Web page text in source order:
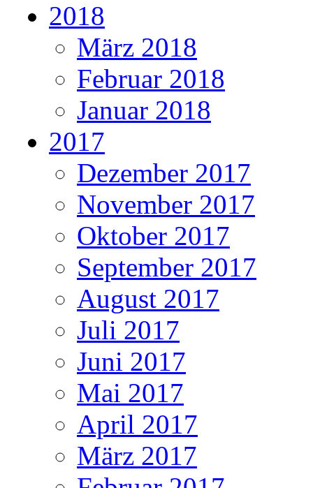
2018
März 2018
Februar 2018
Januar 2018
2017
Dezember 2017
November 2017
Oktober 2017
September 2017
August 2017
Juli 2017
Juni 2017
Mai 2017
April 2017
März 2017